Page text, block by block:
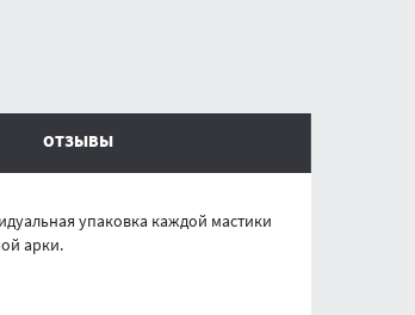
ОТЗЫВЫ
упаковка каждой мастики
арки.